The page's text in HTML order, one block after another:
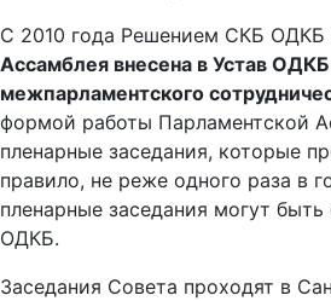
С 2010 года Решением СКБ ОДКБ
Ассамблея внесена в Устав ОДКБ
межпарламентского
формой работы Парламентской
пленарные заседания, которые
правило, не реже одного раза в
пленарные заседания могут
ОДКБ.
Заседания Совета проходят в